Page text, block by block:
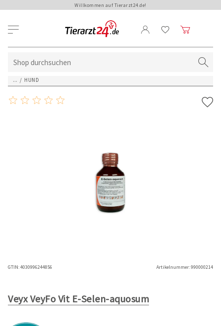
Willkommen auf Tierarzt24.de!
... / HUND
GTIN:4030996244856 Artikelnummer:990000214
Veyx VeyFo Vit E-Selen-aquosum